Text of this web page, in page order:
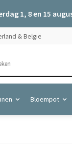
1, 8 en 15
& België
Bloempot